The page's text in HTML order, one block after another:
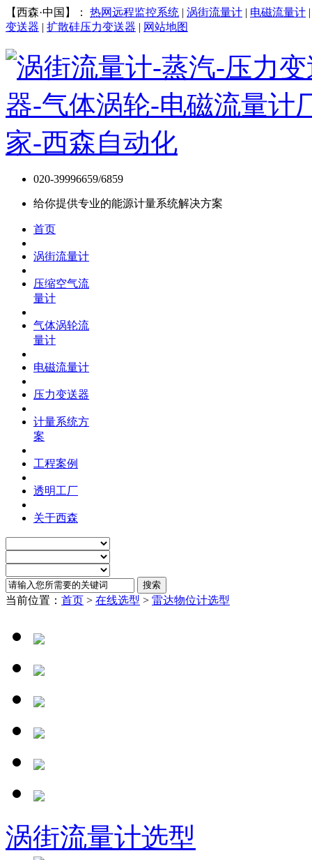
【西森·中国】： 热网远程监控系统 | 涡街流量计 | 电磁流量计
变送器 | 扩散硅压力变送器 | 网站地图
020-39996659/6859
给你提供专业的能源计量系统解决方案
首页
涡街流量计
压缩空气流
量计
气体涡轮流
量计
电磁流量计
压力变送器
计量系统方
案
工程案例
透明工厂
关于西森
当前位置： 首页 > 在线选型 > 雷达物位计选型
涡街流量计选型